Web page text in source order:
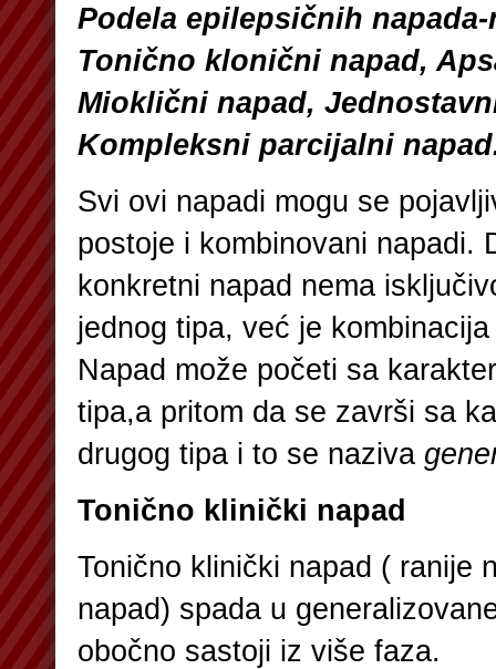
Podela epilepsičnih
Tonično klonični napad,
Mioklični napad,
Kompleksni parcijalni
Svi ovi napadi mogu se
postoje i kombinovani napadi.
konkretni napad nema
jednog tipa, već je
Napad može početi sa
tipa,a pritom da se završi sa
drugog tipa i to se naziva
Tonično klinički napad
Tonično klinički napad ( ranije
napad) spada u
obočno sastoji iz više faza.